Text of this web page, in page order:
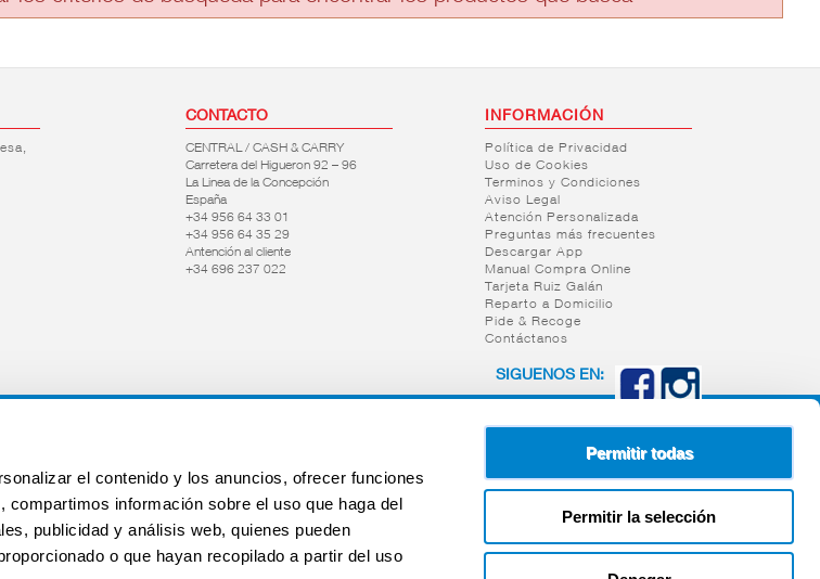
el contenido y los anuncios, ofrecer funciones
información sobre el uso que haga del
publicidad y análisis web, quienes pueden
o que hayan recopilado a partir del uso
Permitir todas
Permitir la selección
CONTACTO
CENTRAL / CASH & CARRY
Carretera del Higueron 92 – 96
La Linea de la Concepción
España
+34 956 64 33 01
+34 956 64 35 29
Antención al cliente
+34 696 237 022
INFORMACIÓN
Política de Privacidad
Uso de Cookies
Terminos y Condiciones
Aviso Legal
Atención Personalizada
Preguntas más frecuentes
Descargar App
Manual Compra Online
Tarjeta Ruiz Galán
Reparto a Domicilio
Pide & Recoge
Contáctanos
SIGUENOS EN: